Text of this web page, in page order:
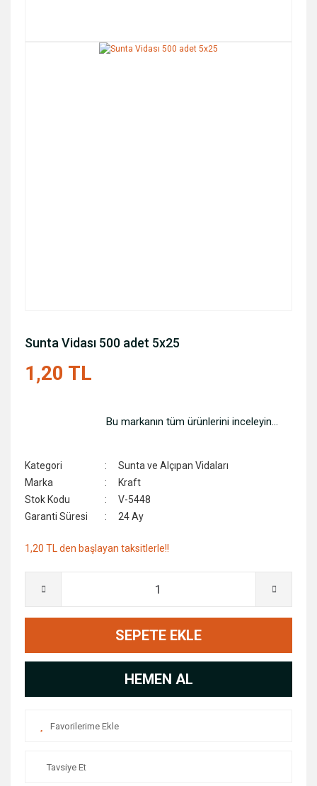
Sunta Vidası 500 adet 5x25
1,20 TL
Bu markanın tüm ürünlerini inceleyin...
Kategori
Sunta ve Alçıpan Vidaları
Marka
Kraft
Stok Kodu
V-5448
Garanti Süresi
24 Ay
1,20 TL den başlayan taksitlerle!!
SEPETE EKLE
HEMEN AL
Tavsiye Et